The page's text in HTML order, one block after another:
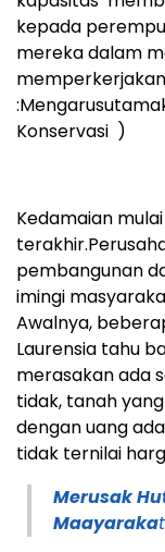
kepada
mereka dalam
memperkerjakan
Konservasi )
Kedamaian
pembangunan
imingi
Awalnya,
Laurensia tahu
merasakan ada
tidak, tanah
dengan uang
tidak ternilai
Merusak
Maayarakat